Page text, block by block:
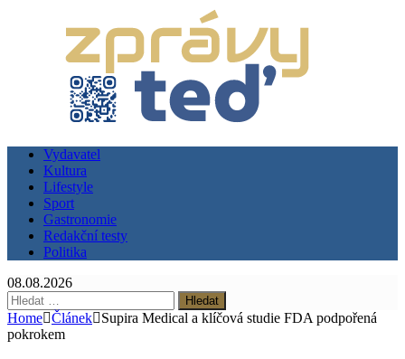
Vydavatel
Kultura
Lifestyle
Sport
Gastronomie
Redakční testy
Politika
08.08.2026
Vyhledávání
Home Článek
Supira Medical a klíčová studie FDA podpořená
pokrokem